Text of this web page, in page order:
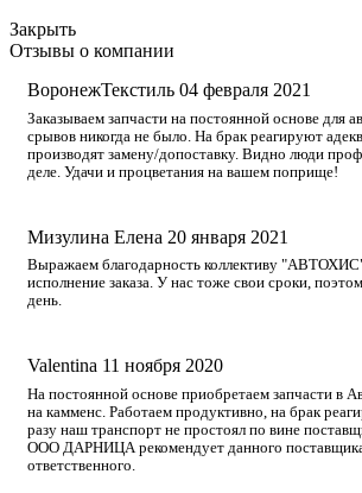
Закрыть
Отзывы о компании
ВоронежТекстиль 04 февраля 2021
Заказываем запчасти на постоянной основе для
срывов никогда не было. На брак реагируют
производят замену/допоставку. Видно люди
деле. Удачи и процветания на вашем поприще!
Мизулина Елена 20 января 2021
Выражаем благодарность коллективу
исполнение заказа. У нас тоже свои сроки,
день.
Valentina 11 ноября 2020
На постоянной основе приобретаем запчасти в
на камменс. Работаем продуктивно, на брак
разу наш транспорт не простоял по вине
ООО ДАРНИЦА рекомендует данного
ответственного.